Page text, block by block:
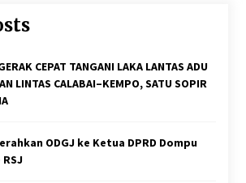
CEPAT TANGANI LAKA LANTAS ADU
LINTAS CALABAI–KEMPO, SATU SOPIR
ODGJ ke Ketua DPRD Dompu